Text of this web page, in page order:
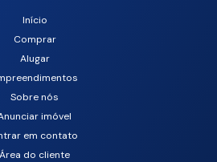
Santa Catarina, Brasil
Início
Comprar
Alugar
Sobre nós
imóvel
em contato
Área do cliente